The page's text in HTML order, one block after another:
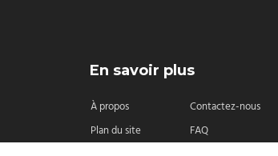
En savoir plus
À propos
Plan du site
Contactez-nous
FAQ